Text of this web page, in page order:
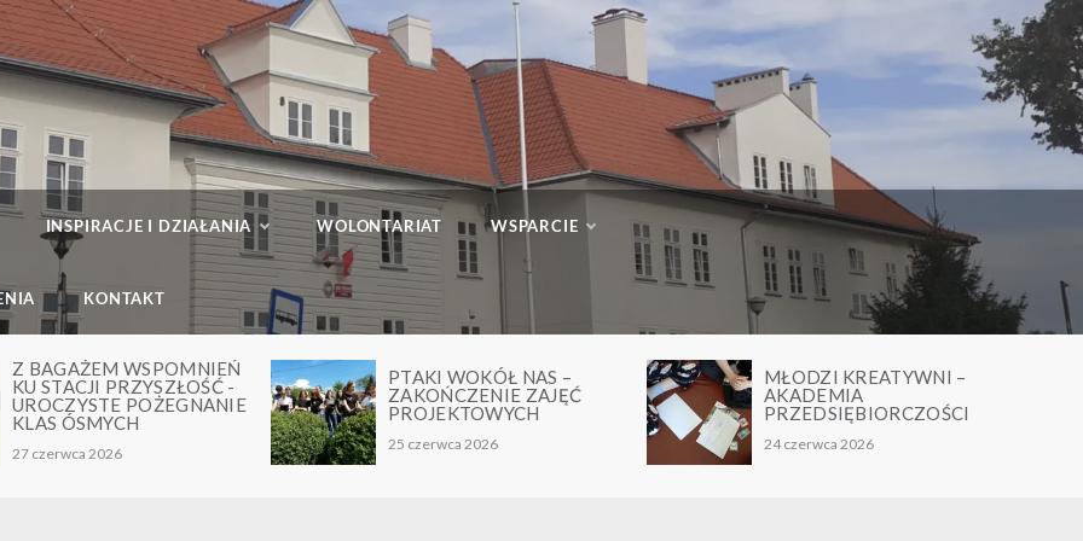
INSPIRACJE I DZIAŁANIA WOLONTARIAT WSPARCIE
KONTAKT
PTAKI WOKÓŁ NAS –
ZAKOŃCZENIE ZAJĘĆ
PROJEKTOWYCH
MŁODZI KREATYWNI –
AKADEMIA
PRZEDSIĘBIORCZOŚCI
TAŃCZĄCE I
PROJEKTU